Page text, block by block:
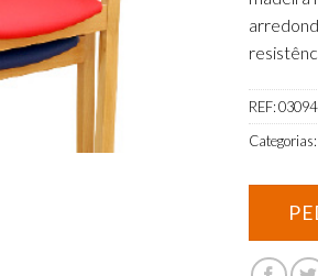
REF:
Categorias: